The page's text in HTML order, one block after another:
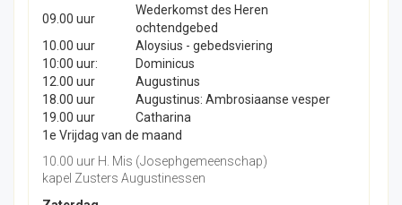
09.00 uur
Wederkomst des Heren
ochtendgebed
10.00 uur
Aloysius - gebedsviering
10:00 uur:
Dominicus
12.00 uur
Augustinus
18.00 uur
Augustinus: Ambrosiaanse vesper
19.00 uur
Catharina
1e Vrijdag van de maand
10.00 uur H. Mis (Josephgemeenschap)
kapel Zusters Augustinessen